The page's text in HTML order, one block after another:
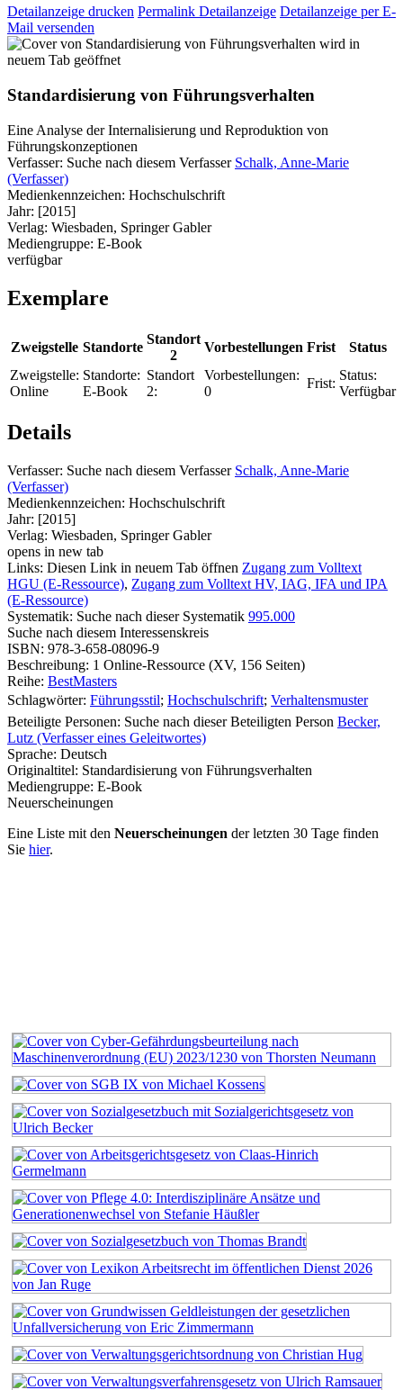
Detailanzeige drucken Permalink Detailanzeige Detailanzeige per E-
Mail versenden
wird in
neuem Tab geöffnet
Standardisierung von Führungsverhalten
Eine Analyse der Internalisierung und Reproduktion von
Führungskonzeptionen
Verfasser: Suche nach diesem Verfasser Schalk, Anne-Marie
(Verfasser)
Medienkennzeichen: Hochschulschrift
Jahr: [2015]
Verlag: Wiesbaden, Springer Gabler
Mediengruppe: E-Book
verfügbar
Exemplare
Zweigstelle Standorte
Standort
2
Vorbestellungen Frist
Status
Zweigstelle:
Online
Standorte:
E-Book
Standort
2:
Vorbestellungen:
0
Frist:
Status:
Verfügbar
Details
Verfasser: Suche nach diesem Verfasser Schalk, Anne-Marie
(Verfasser)
Medienkennzeichen: Hochschulschrift
Jahr: [2015]
Verlag: Wiesbaden, Springer Gabler
opens in new tab
Links: Diesen Link in neuem Tab öffnen Zugang zum Volltext
HGU (E-Ressource), Zugang zum Volltext HV, IAG, IFA und IPA
(E-Ressource)
Systematik: Suche nach dieser Systematik 995.000
Suche nach diesem Interessenskreis
ISBN: 978-3-658-08096-9
Beschreibung: 1 Online-Ressource (XV, 156 Seiten)
Reihe: BestMasters
Schlagwörter: Führungsstil; Hochschulschrift; Verhaltensmuster
Beteiligte Personen: Suche nach dieser Beteiligten Person Becker,
Lutz (Verfasser eines Geleitwortes)
Sprache: Deutsch
Originaltitel: Standardisierung von Führungsverhalten
Mediengruppe: E-Book
Neuerscheinungen
Eine Liste mit den Neuerscheinungen der letzten 30 Tage finden
Sie hier.